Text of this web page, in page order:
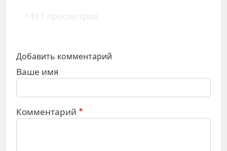
1411 просмотров
Добавить комментарий
Ваше имя
Комментарий